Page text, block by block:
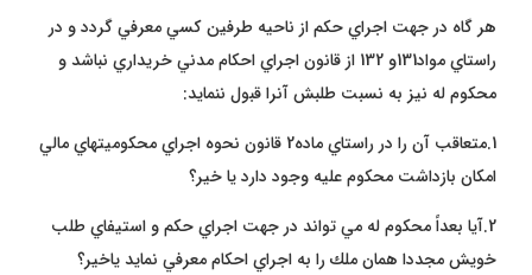
هر گاه در جهت اجراي حكم از ناحيه طرفين كسي معرفي گردد و در
راستاي مواد131و 132 از قانون اجراي احكام مدني خريداري نباشد و
محكوم له نيز به نسبت طلبش آنرا قبول ننمايد:
1.متعاقب آن را در راستاي ماده2 قانون نحوه اجراي محكوميت­هاي مالي
امكان بازداشت محكوم عليه وجود دارد يا خير؟
2.آيا بعداً محكوم له مي تواند در جهت اجراي حكم و استيفاي طلب
خويش مجددا همان ملك را به اجراي احكام معرفي نمايد ياخير؟